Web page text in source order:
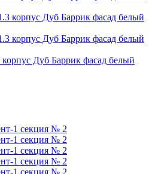
Дуб Баррик фасад белый